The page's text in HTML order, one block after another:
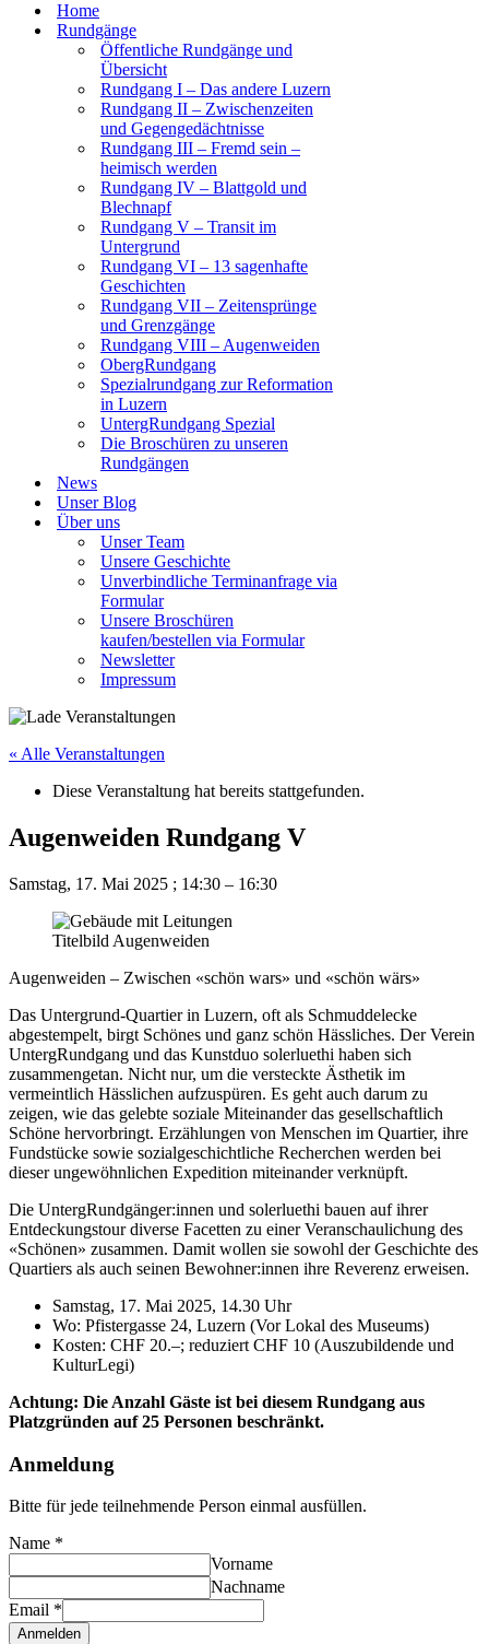
Home
Rundgänge
Öffentliche Rundgänge und
Übersicht
Rundgang I – Das andere Luzern
Rundgang II – Zwischenzeiten
und Gegengedächtnisse
Rundgang III – Fremd sein –
heimisch werden
Rundgang IV – Blattgold und
Blechnapf
Rundgang V – Transit im
Untergrund
Rundgang VI – 13 sagenhafte
Geschichten
Rundgang VII – Zeitensprünge
und Grenzgänge
Rundgang VIII – Augenweiden
ObergRundgang
Spezialrundgang zur Reformation
in Luzern
UntergRundgang Spezial
Die Broschüren zu unseren
Rundgängen
News
Unser Blog
Über uns
Unser Team
Unsere Geschichte
Unverbindliche Terminanfrage via
Formular
Unsere Broschüren
kaufen/bestellen via Formular
Newsletter
Impressum
« Alle Veranstaltungen
Diese Veranstaltung hat bereits stattgefunden.
Augenweiden Rundgang V
Samstag, 17. Mai 2025 ; 14:30 – 16:30
Titelbild Augenweiden
Augenweiden – Zwischen «schön wars» und «schön wärs»
Das Untergrund-Quartier in Luzern, oft als Schmuddelecke
abgestempelt, birgt Schönes und ganz schön Hässliches. Der Verein
UntergRundgang und das Kunstduo solerluethi haben sich
zusammengetan. Nicht nur, um die versteckte Ästhetik im
vermeintlich Hässlichen aufzuspüren. Es geht auch darum zu
zeigen, wie das gelebte soziale Miteinander das gesellschaftlich
Schöne hervorbringt. Erzählungen von Menschen im Quartier, ihre
Fundstücke sowie sozialgeschichtliche Recherchen werden bei
dieser ungewöhnlichen Expedition miteinander verknüpft.
Die UntergRundgänger:innen und solerluethi bauen auf ihrer
Entdeckungstour diverse Facetten zu einer Veranschaulichung des
«Schönen» zusammen. Damit wollen sie sowohl der Geschichte des
Quartiers als auch seinen Bewohner:innen ihre Reverenz erweisen.
Samstag, 17. Mai 2025, 14.30 Uhr
Wo: Pfistergasse 24, Luzern (Vor Lokal des Museums)
Kosten: CHF 20.–; reduziert CHF 10 (Auszubildende und
KulturLegi)
Achtung: Die Anzahl Gäste ist bei diesem Rundgang aus
Platzgründen auf 25 Personen beschränkt.
Email
Anmeldung
Bitte für jede teilnehmende Person einmal ausfüllen.
Name *
Vorname
Nachname
Email *
Anmelden